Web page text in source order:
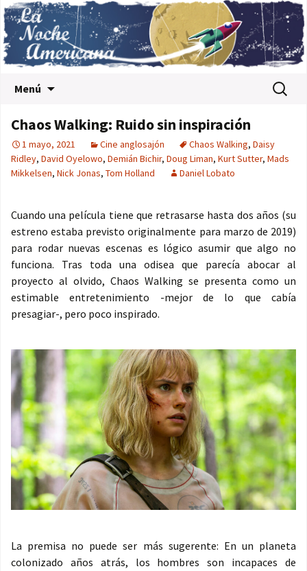
Menú Buscar:
Chaos Walking: Ruido sin inspiración
1 mayo, 2021 Cine anglosajón Chaos Walking, Daisy
Ridley, David Oyelowo, Demián Bichir, Doug Liman, Kurt Sutter, Mads
Mikkelsen, Nick Jonas, Tom Holland Daniel Lobato
Cuando una película tiene que retrasarse hasta dos años (su
estreno estaba previsto originalmente para marzo de 2019)
para rodar nuevas escenas es lógico asumir que algo no
funciona. Tras toda una odisea que parecía abocar al
proyecto al olvido, Chaos Walking se presenta como un
estimable entretenimiento -mejor de lo que cabía
presagiar-, pero poco inspirado.
La premisa no puede ser más sugerente: En un planeta
colonizado años atrás, los hombres son incapaces de